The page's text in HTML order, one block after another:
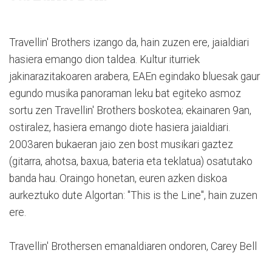
Travellin' Brothers izango da, hain zuzen ere, jaialdiari
hasiera emango dion taldea. Kultur iturriek
jakinarazitakoaren arabera, EAEn egindako bluesak gaur
egundo musika panoraman leku bat egiteko asmoz
sortu zen Travellin' Brothers boskotea; ekainaren 9an,
ostiralez, hasiera emango diote hasiera jaialdiari.
2003aren bukaeran jaio zen bost musikari gaztez
(gitarra, ahotsa, baxua, bateria eta teklatua) osatutako
banda hau. Oraingo honetan, euren azken diskoa
aurkeztuko dute Algortan: "This is the Line", hain zuzen
ere.
Travellin' Brothersen emanaldiaren ondoren, Carey Bell